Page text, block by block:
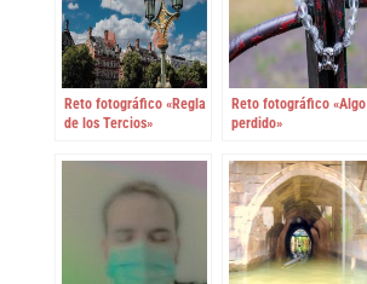
Reto fotográfico «Regla
de los Tercios»
Reto fotográfico «Algo
perdido»